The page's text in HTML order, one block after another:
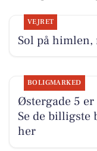
VEJRET
Sol på himlen,
BOLIGMARKED
Østergade 5
Se de billigste
her